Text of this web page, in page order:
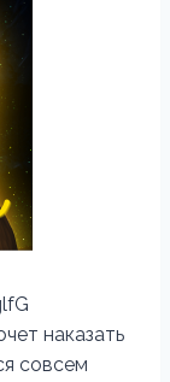
наказать
совсем